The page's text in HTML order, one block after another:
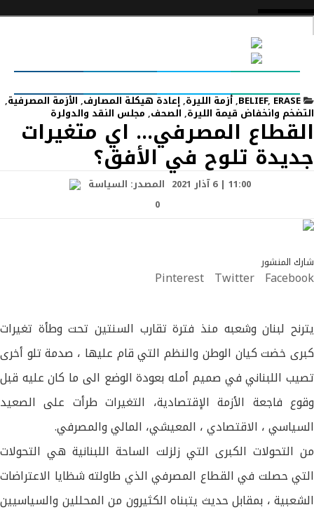
BELIEF, ERASE
,أزمة الليرة,إعادة هيكلة المصارف, الأزمة المصرفية,
التضخم وانخفاض قيمة الليرة, الصحف, مجلس النقد والدولرة
القطاع المصرفي… اي متغيرات
جديدة تلوح في الأفق؟
11:00 | 6 آذار 2021 المصدر: السياسة
0
شارك المنشور
Facebook
Twitter
Pinterest
يترنح لبنان وشعبه منذ فترة تقارب السنتين تحت وطأة تغيرات
كبرى خضت كيان الوطن والنظم التي قام عليها ، صدمة تلو أخرى
تصيب اللبناني في صميم أمله بعودة الوضع الى ما كان عليه قبل
وقوع فاجعة الأزمة الإقتصادية، التغيرات طرأت على الصعيد
السياسي ، الاقتصادي ، المعيشي، المالي والمصرفي.
من التحولات الكبرى التي زلزلت الساحة اللبنانية هي التحولات
التي حصلت في القطاع المصرفي الذي طاولته شظايا الاعتراضات
الشعبية ، بمقابل حديث يتبناه الكثيرون من المحللين والسياسيين